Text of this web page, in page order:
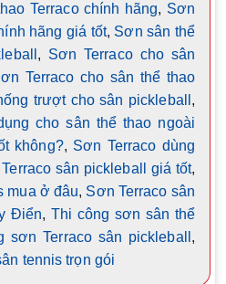
Terraco chính hãng, Sơn
hãng giá tốt, Sơn sân thể
, Sơn Terraco cho sân
Terraco cho sân thể thao
trượt cho sân pickleball ,
cho sân thể thao ngoài
không?, Sơn Terraco dùng
sân pickleball giá tốt,
mua ở đâu, Sơn Terraco sân
Điển, Thi công sơn sân thể
sơn Terraco sân pickleball ,
tennis trọn gói